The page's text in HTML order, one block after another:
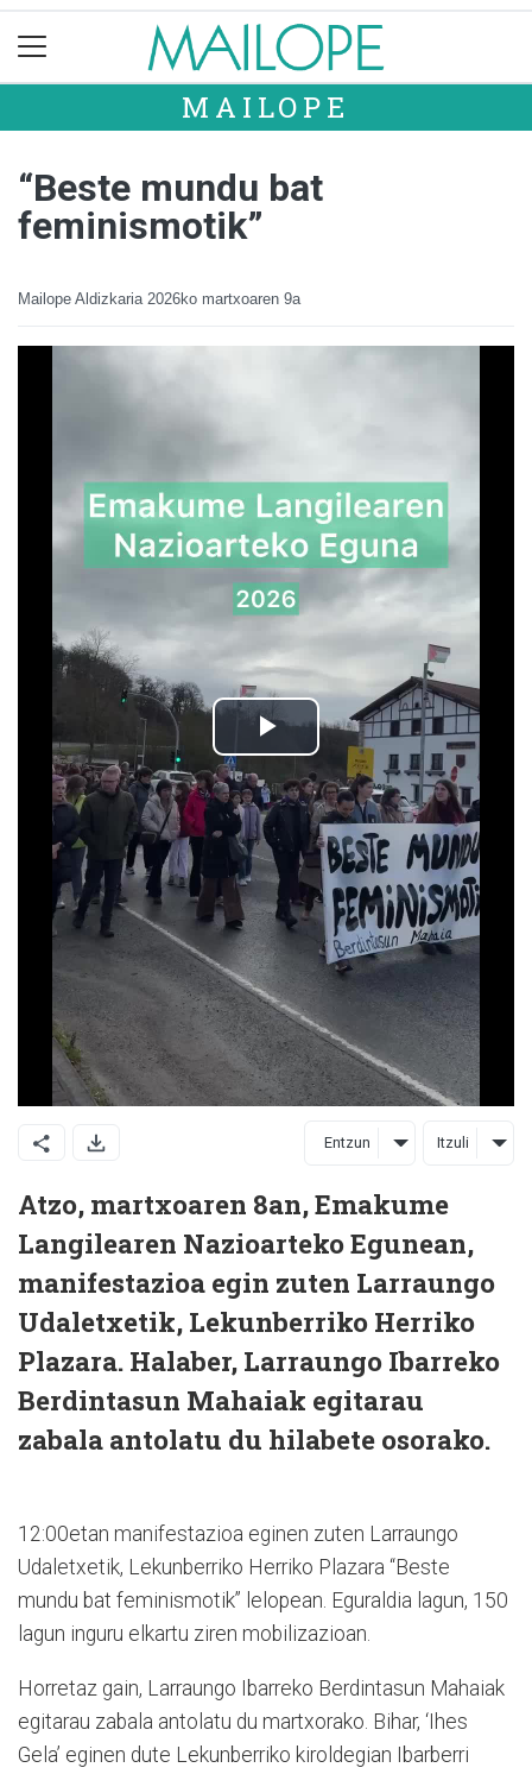
MAILOPE
“Beste mundu bat
feminismotik”
Mailope Aldizkaria 2026ko martxoaren 9a
Entzun Itzuli
Atzo, martxoaren 8an, Emakume
Langilearen Nazioarteko Egunean,
manifestazioa egin zuten Larraungo
Udaletxetik, Lekunberriko Herriko
Plazara. Halaber, Larraungo Ibarreko
Berdintasun Mahaiak egitarau
zabala antolatu du hilabete osorako.
12:00etan manifestazioa eginen zuten Larraungo
Udaletxetik, Lekunberriko Herriko Plazara “Beste
mundu bat feminismotik” lelopean. Eguraldia lagun, 150
lagun inguru elkartu ziren mobilizazioan.
Horretaz gain, Larraungo Ibarreko Berdintasun Mahaiak
egitarau zabala antolatu du martxorako. Bihar, ‘Ihes
Gela’ eginen dute Lekunberriko kiroldegian Ibarberri